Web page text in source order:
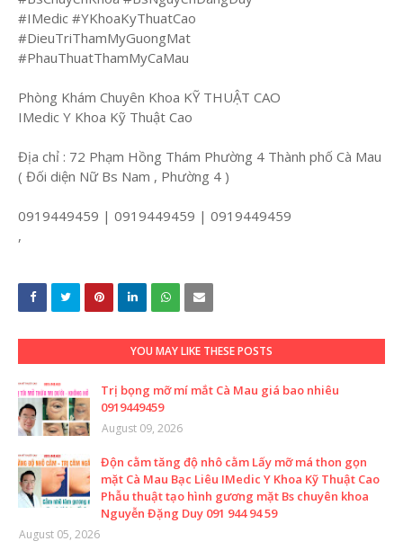
#IMedic #YKhoaKyThuatCao
#DieuTriThamMyGuongMat
#PhauThuatThamMyCaMau
Phòng Khám Chuyên Khoa KỸ THUẬT CAO
IMedic Y Khoa Kỹ Thuật Cao
Địa chỉ : 72 Phạm Hồng Thám Phường 4 Thành phố Cà Mau
( Đối diện Nữ Bs Nam , Phường 4 )
0919449459 | 0919449459 | 0919449459
,
YOU MAY LIKE THESE POSTS
Trị bọng mỡ mí mắt Cà Mau giá bao nhiêu
0919449459
August 09, 2026
Độn cằm tăng độ nhô cằm Lấy mỡ má thon gọn
mặt Cà Mau Bạc Liêu IMedic Y Khoa Kỹ Thuật Cao
Phẫu thuật tạo hình gương mặt Bs chuyên khoa
Nguyễn Đặng Duy 091 944 94 59
August 05, 2026